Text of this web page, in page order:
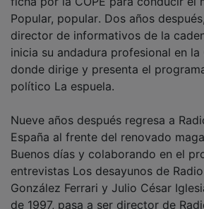
Popular, popular. Dos años
director de informativos de la
inicia su andadura profesional en la
donde dirige y presenta el
político La espuela.
España al frente del renovado
Buenos días y colaborando en el
entrevistas Los desayunos de Radio
González Ferrari y Julio César
de 1997, pasa a ser director de